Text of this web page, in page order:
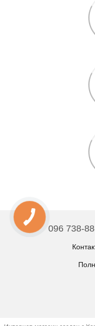
096 738-